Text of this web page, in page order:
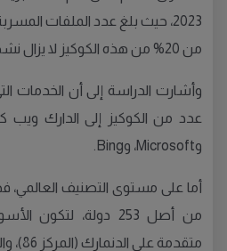
من 20% من هذه الكوكيز لا يزال نشطاً.
وأشارت الدراسة إلى أن الخدمات
وMicrosoft، وBing.
من أصل 253 دولة،
متقدمة على الدنمارك (المركز 86)، والنرويج (91)، وفنلندا (107).